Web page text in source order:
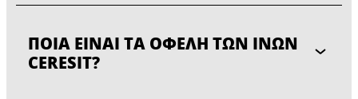
ΠΟΙΑ ΕΊΝΑΙ ΤΑ ΟΦΈΛΗ ΤΩΝ ΙΝΏΝ
CERESIT?